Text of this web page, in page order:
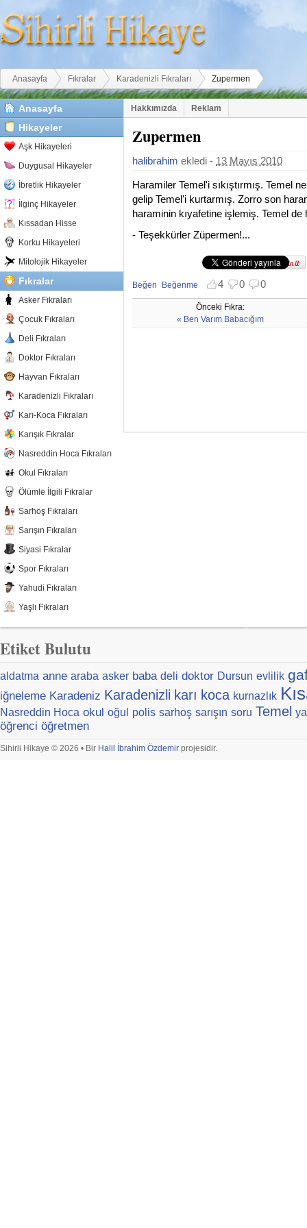
Buradasınız
Anasayfa Fıkralar Karadenizli Fıkraları Zupermen
Anasayfa
Hikayeler
Aşk Hikayeleri
Duygusal Hikayeler
İbretlik Hikayeler
İlginç Hikayeler
Kıssadan Hisse
Korku Hikayeleri
Mitolojik Hikayeler
Fıkralar
Asker Fıkraları
Çocuk Fıkraları
Deli Fıkraları
Doktor Fıkraları
Hayvan Fıkraları
Karadenizli Fıkraları
Karı-Koca Fıkraları
Karışık Fıkralar
Nasreddin Hoca Fıkraları
Okul Fıkraları
Ölümle İlgili Fıkralar
Sarhoş Fıkraları
Sarışın Fıkraları
Siyasi Fıkralar
Spor Fıkraları
Yahudi Fıkraları
Yaşlı Fıkraları
Hakkımızda Reklam
Zupermen
halibrahim ekledi - 13 Mayıs 2010
Haramiler Temel'i sıkıştırmış. Temel
gelip Temel'i kurtarmış. Zorro son
haraminin kıyafetine işlemiş. Temel
- Teşekkürler Züpermen!...
Beğen
Beğenmekten vazgeç
Beğenme
Beğenmemekten vazgeç
4 0 0
Önceki Fıkra:
« Ben Varım Babacığım
Etiket Bulutu
aldatma anne araba asker baba deli doktor Dursun evlilik
iğneleme Karadeniz Karadenizli karı koca kurnazlık
Nasreddin Hoca okul oğul polis sarhoş sarışın soru Temel
öğrenci öğretmen
Sihirli Hikaye © 2026 • Bir Halil İbrahim Özdemir projesidir.